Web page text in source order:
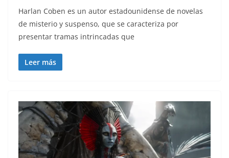
Harlan Coben es un autor estadounidense de novelas
de misterio y suspenso, que se caracteriza por
presentar tramas intrincadas que
Leer más